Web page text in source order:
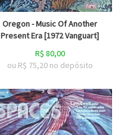
Oregon - Music Of Another
Present Era [1972 Vanguart]
R$ 80,00
ou R$ 75,20 no depósito